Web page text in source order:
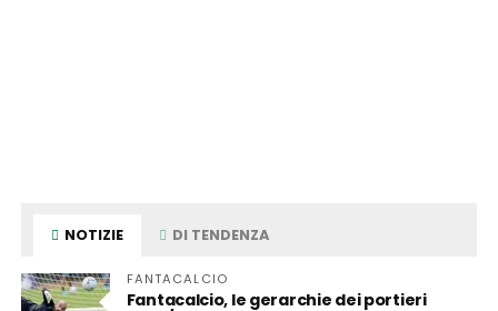
NOTIZIE DI TENDENZA
FANTACALCIO
Fantacalcio, le gerarchie dei portieri